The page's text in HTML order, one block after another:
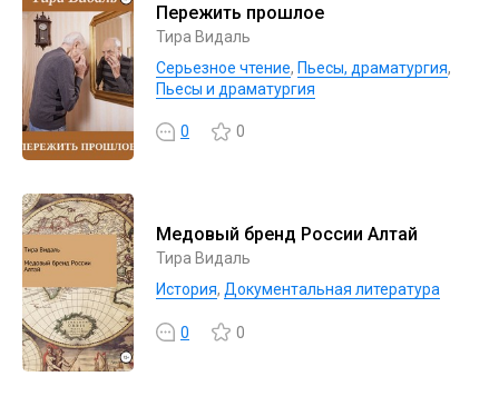
Пережить прошлое
Тира Видаль
Серьезное чтение, Пьесы, драматургия,
Пьесы и драматургия
0 0
Медовый бренд России Алтай
Тира Видаль
История, Документальная литература
0 0